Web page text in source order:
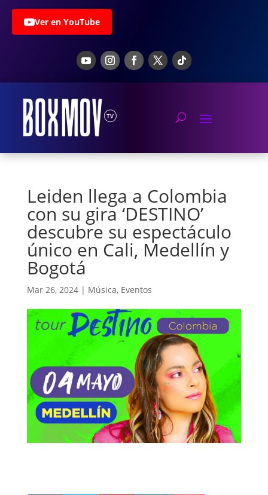
Ver en YouTube
Leiden llega a Colombia
con su gira ‘DESTINO’
descubre su espectáculo
único en Cali, Medellín y
Bogotá
Mar 26, 2024| Música, Eventos